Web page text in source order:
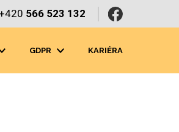
566 523 132
GDPR KARIÉRA